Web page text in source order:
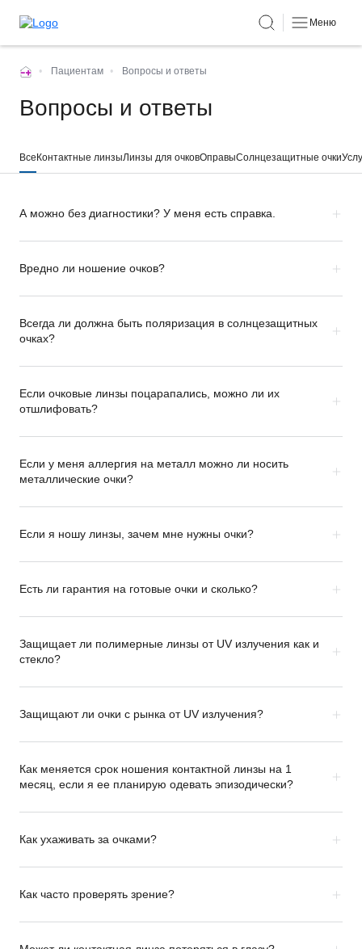
Меню
• Пациентам • Вопросы и ответы
Вопросы и ответы
Все Контактные линзыЛинзы для очковОправыСолнцезащитные очки
А можно без диагностики? У меня есть справка.
Вредно ли ношение очков?
Всегда ли должна быть поляризация в солнцезащитных
очках?
Если очковые линзы поцарапались, можно ли их
отшлифовать?
Если у меня аллергия на металл можно ли носить
металлические очки?
Если я ношу линзы, зачем мне нужны очки?
Есть ли гарантия на готовые очки и сколько?
Защищает ли полимерные линзы от UV излучения как и
стекло?
Защищают ли очки с рынка от UV излучения?
Как меняется срок ношения контактной линзы на 1
месяц, если я ее планирую одевать эпизодически?
Как ухаживать за очками?
Как часто проверять зрение?